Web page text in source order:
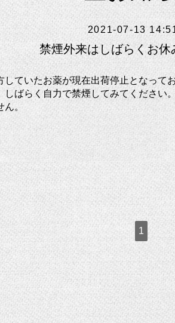
2021-07-13
禁煙外来はしばらくお休
していたお薬が現在出荷停止となって
しばらく自力で禁煙してみてください。
ん。
1